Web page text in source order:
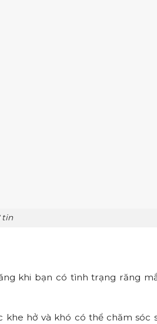
tin
khi bạn có tình trạng răng
hở và khó có thể chăm sóc